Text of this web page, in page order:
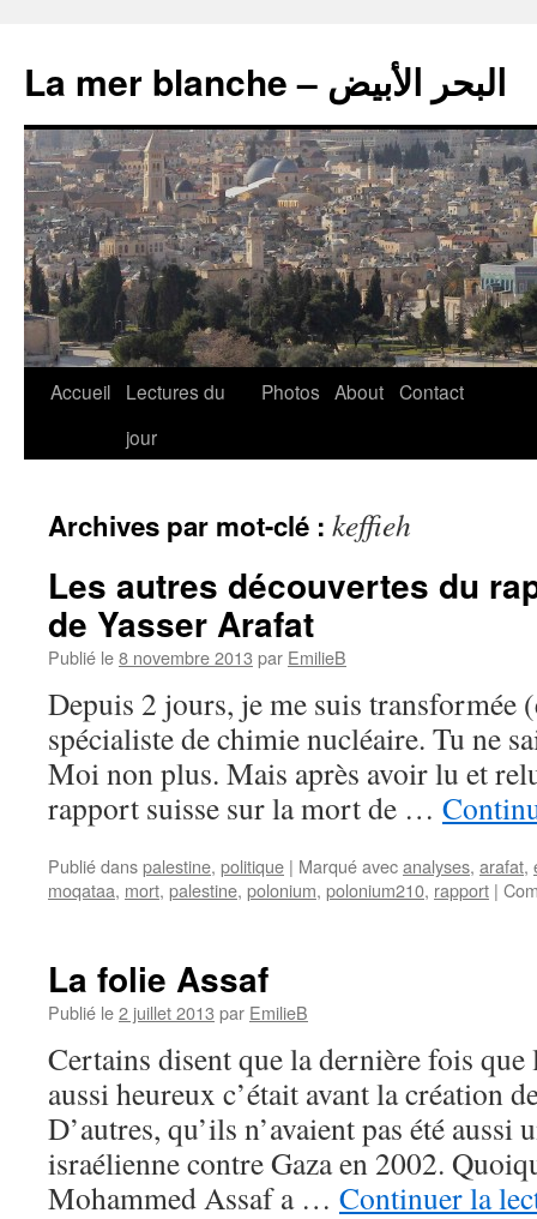
La mer blanche – البحر الأبيض
Accueil
Lectures du
jour
Photos About Contact
Archives par mot-clé : keffieh
Les autres découvertes du
de Yasser Arafat
Publié le8 novembre 2013 par EmilieB
Depuis 2 jours, je me suis transformée
spécialiste de chimie nucléaire. Tu ne
Moi non plus. Mais après avoir lu et
rapport suisse sur la mort de …
Publié danspalestine, politique | Marqué avecanalyses, arafat,
moqataa, mort, palestine, polonium, polonium210, rapport |
La folie Assaf
Publié le2 juillet 2013 par EmilieB
Certains disent que la dernière fois que
aussi heureux c’était avant la création
D’autres, qu’ils n’avaient pas été aussi
israélienne contre Gaza en 2002.
Mohammed Assaf a … Continuer la